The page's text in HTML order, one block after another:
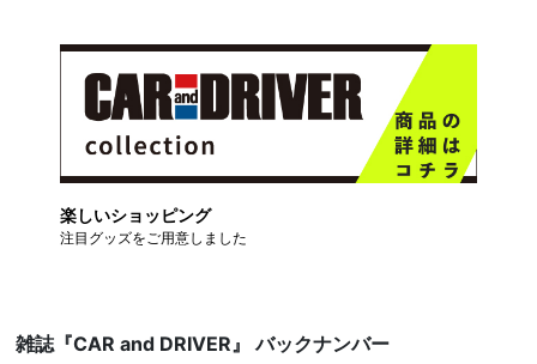
楽しいショッピング
注目グッズをご用意しました
雑誌『CAR and DRIVER』 バックナンバー